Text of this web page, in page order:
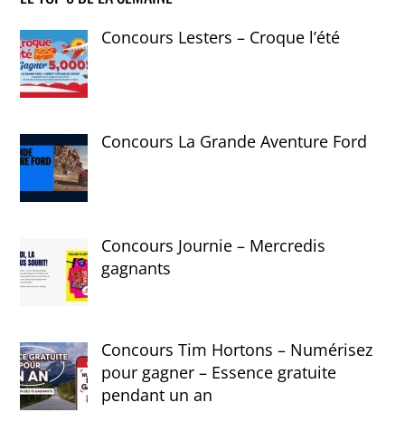
Concours Lesters – Croque l’été
Concours La Grande Aventure Ford
Concours Journie – Mercredis
gagnants
Concours Tim Hortons – Numérisez
pour gagner – Essence gratuite
pendant un an